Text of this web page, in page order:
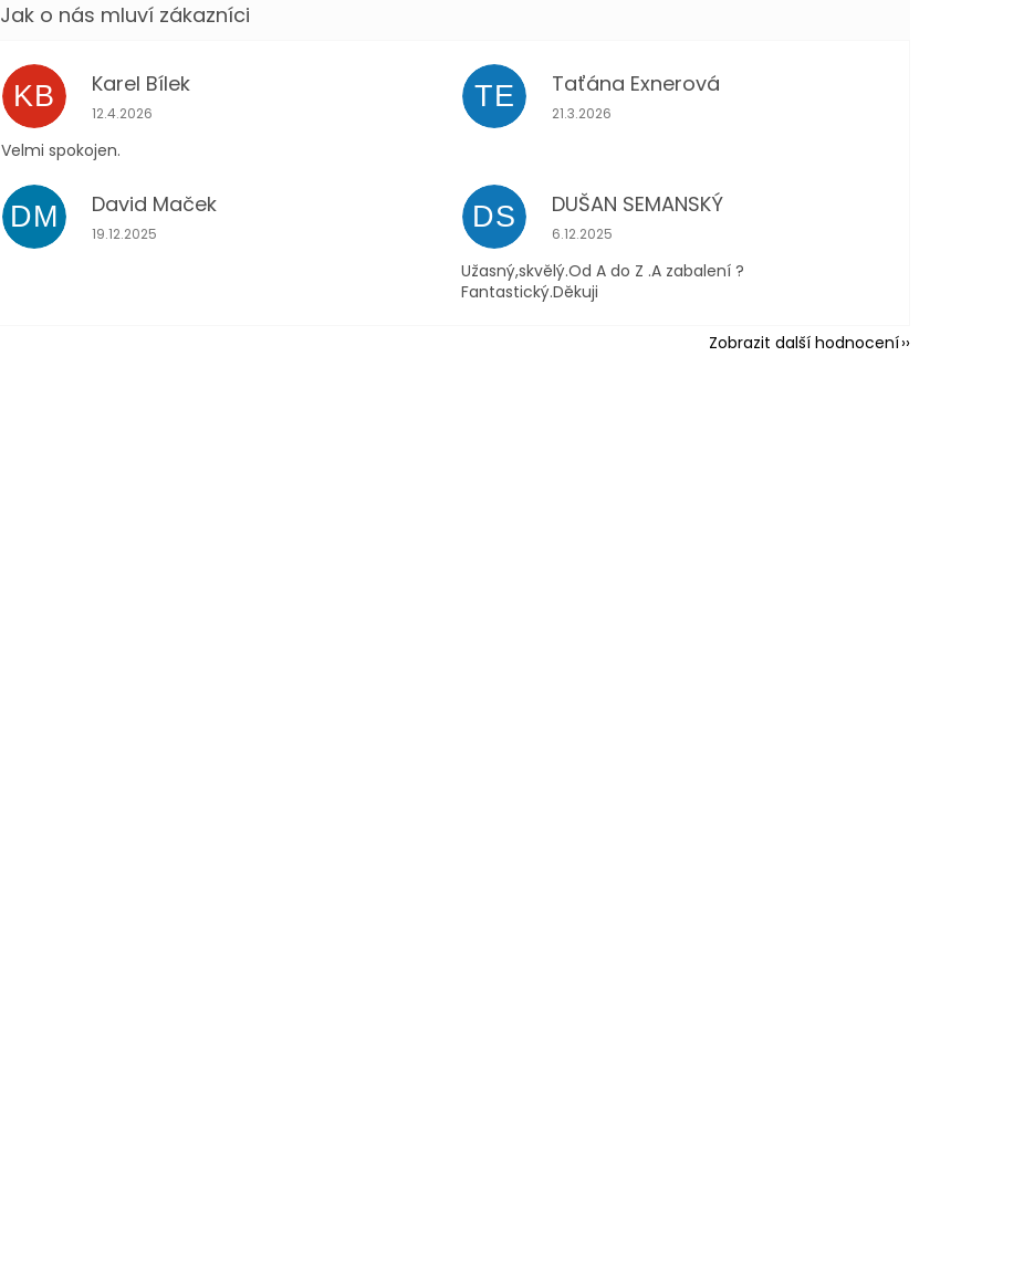
KB Karel Bílek
Hodnocení obchodu je 5 z 5 hvězdiček.
12.4.2026
Velmi spokojen.
TE Taťána Exnerová
Hodnocení obchodu je 5 z 5 hvězdiček.
21.3.2026
DM David Maček
Hodnocení obchodu je 5 z 5 hvězdiček.
19.12.2025
DS DUŠAN SEMANSKÝ
Hodnocení obchodu je 5 z 5 hvězdiček.
6.12.2025
Užasný,skvělý.Od A do Z .A zabalení ?
Fantastický.Děkuji
Zobrazit další hodnocení